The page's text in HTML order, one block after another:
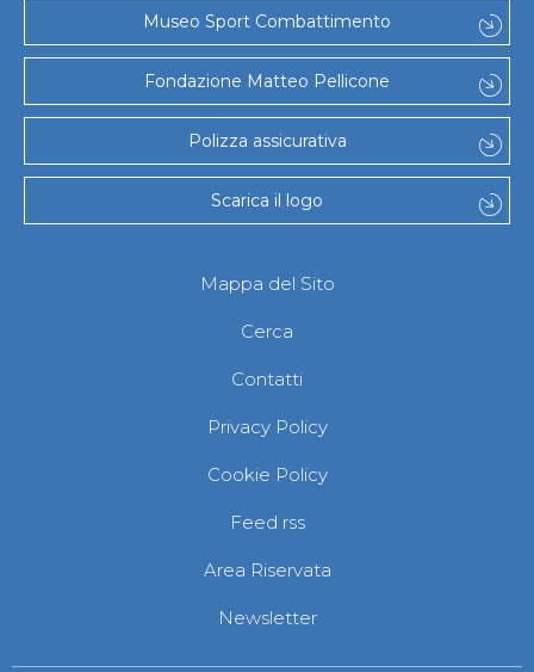
Museo Sport Combattimento
Fondazione Matteo Pellicone
Polizza assicurativa
Scarica il logo
Mappa del Sito
Cerca
Contatti
Privacy Policy
Cookie Policy
Feed rss
Area Riservata
Newsletter